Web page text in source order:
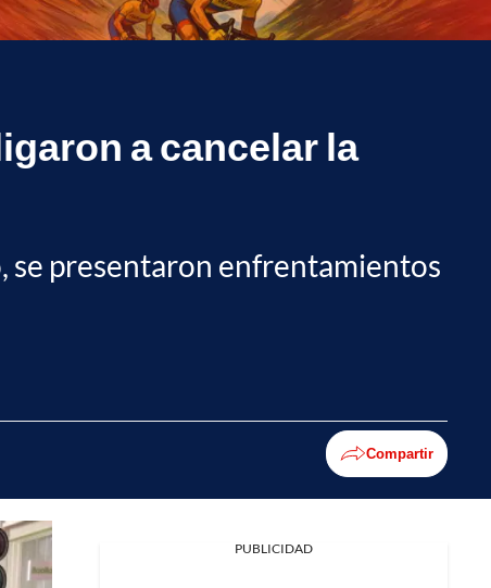
a cancelar la
se presentaron enfrentamientos
Compartir
PUBLICIDAD